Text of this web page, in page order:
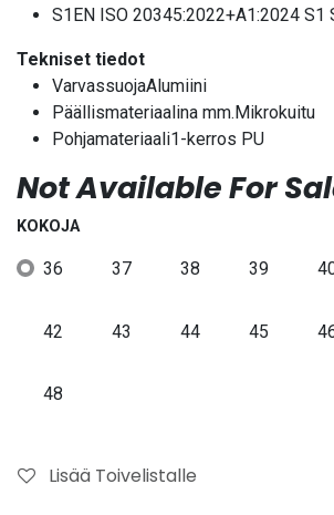
S1EN ISO 20345:2022+A1:2024 S1
Tekniset tiedot
VarvassuojaAlumiini
Päällismateriaalina mm.Mikrokuitu
Pohjamateriaali1-kerros PU
Not Available For
KOKOJA
36 37 38 39
42 43 44 45
48
Lisää Toivelistalle